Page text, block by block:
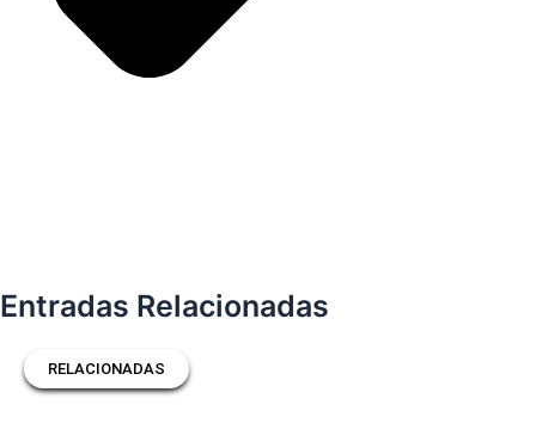
Entradas Relacionadas
RELACIONADAS